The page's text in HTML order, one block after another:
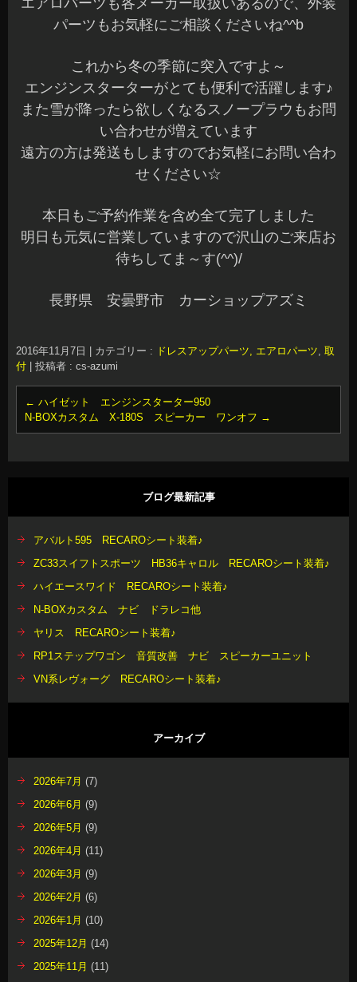
エアロパーツも各メーカー取扱いあるので、外装
パーツもお気軽にご相談くださいね^^b
これから冬の季節に突入ですよ～
エンジンスターターがとても便利で活躍します♪
また雪が降ったら欲しくなるスノープラウもお問
い合わせが増えています
遠方の方は発送もしますのでお気軽にお問い合わ
せください☆
本日もご予約作業を含め全て完了しました
明日も元気に営業していますので沢山のご来店お
待ちしてま～す(^^)/
長野県 安曇野市 カーショップアズミ
2016年11月7日 カテゴリー : ドレスアップパーツ, エアロパーツ, 取
付
投稿者 : cs-azumi
← ハイゼット エンジンスターター950
N-BOXカスタム X-180S スピーカー ワンオフ →
ブログ最新記事
アバルト595 RECAROシート装着♪
ZC33スイフトスポーツ HB36キャロル RECAROシート装着♪
ハイエースワイド RECAROシート装着♪
N-BOXカスタム ナビ ドラレコ他
ヤリス RECAROシート装着♪
RP1ステップワゴン 音質改善 ナビ スピーカーユニット
VN系レヴォーグ RECAROシート装着♪
アーカイブ
2026年7月 (7)
2026年6月 (9)
2026年5月 (9)
2026年4月 (11)
2026年3月 (9)
2026年2月 (6)
2026年1月 (10)
2025年12月 (14)
2025年11月 (11)